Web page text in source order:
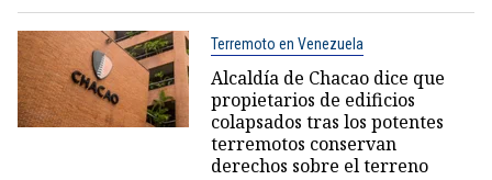
Terremoto en Venezuela
Alcaldía de Chacao dice que
propietarios de edificios
colapsados tras los potentes
terremotos conservan
derechos sobre el terreno